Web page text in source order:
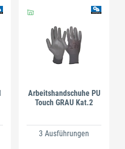
Arbeitshandschuhe PU
Touch GRAU Kat.2
3 Ausführungen